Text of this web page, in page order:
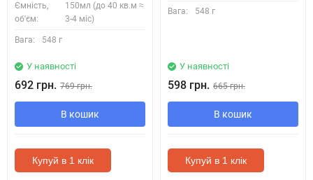
Ємність,
об'єм:
150мл (до 40 кв.м ≈
3-4 міс)
Вага: 548 г
У наявності
692 грн. 769 грн.
В кошик
Купуй в 1 клік
Вага: 548 г
У наявності
598 грн. 665 грн.
В кошик
Купуй в 1 клік